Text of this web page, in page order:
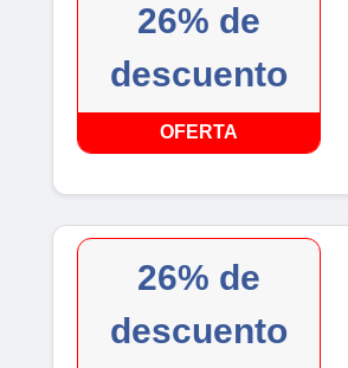
26% de
descuento
OFERTA
26% de
descuento